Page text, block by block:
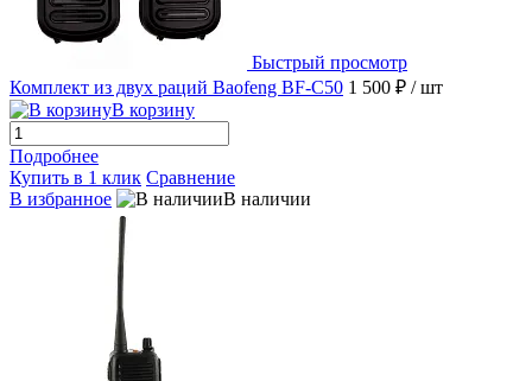
Быстрый просмотр
Комплект из двух раций Baofeng BF-C50 1 500 ₽ / шт
В корзину
Подробнее
Купить в 1 клик Сравнение
В избранное
В наличии